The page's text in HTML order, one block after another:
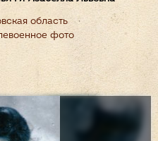
область
фото